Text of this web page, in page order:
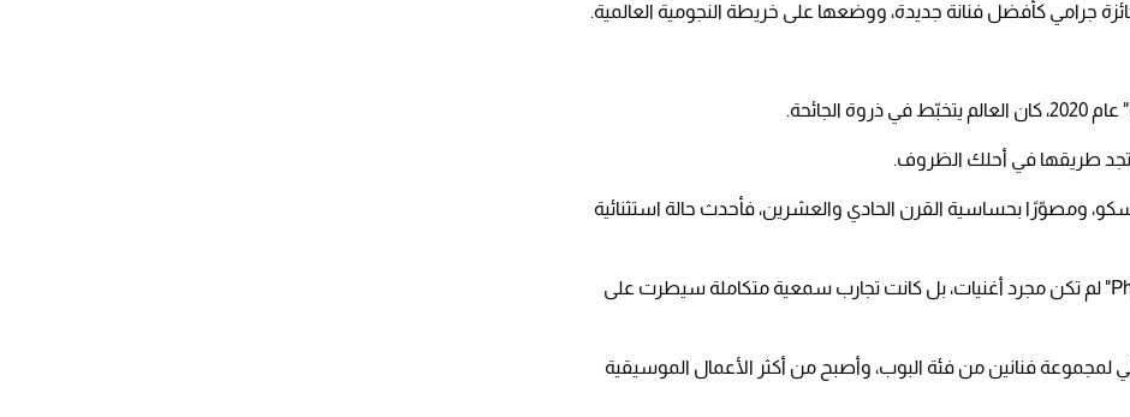
جرامي كأفضل فنانة جديدة، ووضعها على خريطة النجومية العالمية.
طريقها في أحلك الظروف.
ومصوّرًا بحساسية القرن الحادي والعشرين، فأحدث حالة استثنائية
"Don't Start Now" و"Levitating" و"Physical" لم تكن مجرد أغنيات، بل كانت تجارب سمعية متكاملة سيطرت على
لمجموعة فنانين من فئة البوب، وأصبح من أكثر الأعمال الموسيقية